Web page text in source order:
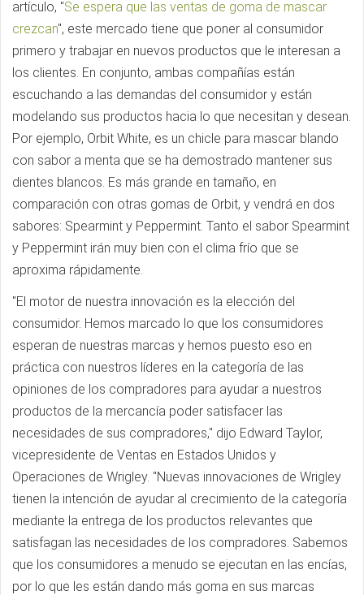
artículo, "Se espera que las ventas de goma de mascar
crezcan", este mercado tiene que poner al consumidor
primero y trabajar en nuevos productos que le interesan a
los clientes. En conjunto, ambas compañías están
escuchando a las demandas del consumidor y están
modelando sus productos hacia lo que necesitan y desean.
Por ejemplo, Orbit White, es un chicle para mascar blando
con sabor a menta que se ha demostrado mantener sus
dientes blancos. Es más grande en tamaño, en
comparación con otras gomas de Orbit, y vendrá en dos
sabores: Spearmint y Peppermint. Tanto el sabor Spearmint
y Peppermint irán muy bien con el clima frío que se
aproxima rápidamente.
"El motor de nuestra innovación es la elección del
consumidor. Hemos marcado lo que los consumidores
esperan de nuestras marcas y hemos puesto eso en
práctica con nuestros líderes en la categoría de las
opiniones de los compradores para ayudar a nuestros
productos de la mercancía poder satisfacer las
necesidades de sus compradores," dijo Edward Taylor,
vicepresidente de Ventas en Estados Unidos y
Operaciones de Wrigley. "Nuevas innovaciones de Wrigley
tienen la intención de ayudar al crecimiento de la categoría
mediante la entrega de los productos relevantes que
satisfagan las necesidades de los compradores. Sabemos
que los consumidores a menudo se ejecutan en las encías,
por lo que les están dando más goma en sus marcas